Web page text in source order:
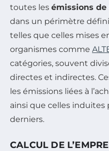
toutes les émissions de
dans un périmètre
telles que celles mises
organismes comme
catégories, souvent
directes et indirectes.
les émissions liées à
ainsi que celles induites
derniers.
CALCUL DE